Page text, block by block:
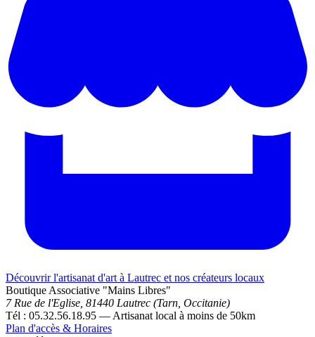
Découvrir l'artisanat d'art à Lautrec et nos créateurs locaux
Boutique Associative "Mains Libres"
7 Rue de l'Eglise, 81440 Lautrec (Tarn, Occitanie)
Tél : 05.32.56.18.95 — Artisanat local à moins de 50km
Plan d'accès & Horaires